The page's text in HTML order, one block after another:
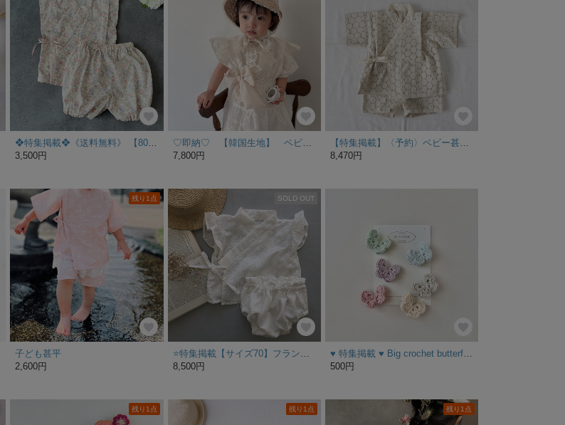
3,500円
♡即納♡ 【韓国生地】 ベビー甚平 ハンドメイド ティアードスカート version.
7,800円
【特集掲載】〈予約〉ベビー甚平 80〜90cm ベージュのサークルレース甚平 赤ちゃん 夏祭り 七夕 出産祝
8,470円
残り1点
子ども甚平
2,600円
SOLD OUT
8,500円
♥︎ 特集掲載 ♥︎ Big crochet butterfly /4.5cm
500円
残り1点 残り1点 残り1点